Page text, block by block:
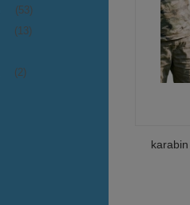
(53)
(13)
(2)
karabin